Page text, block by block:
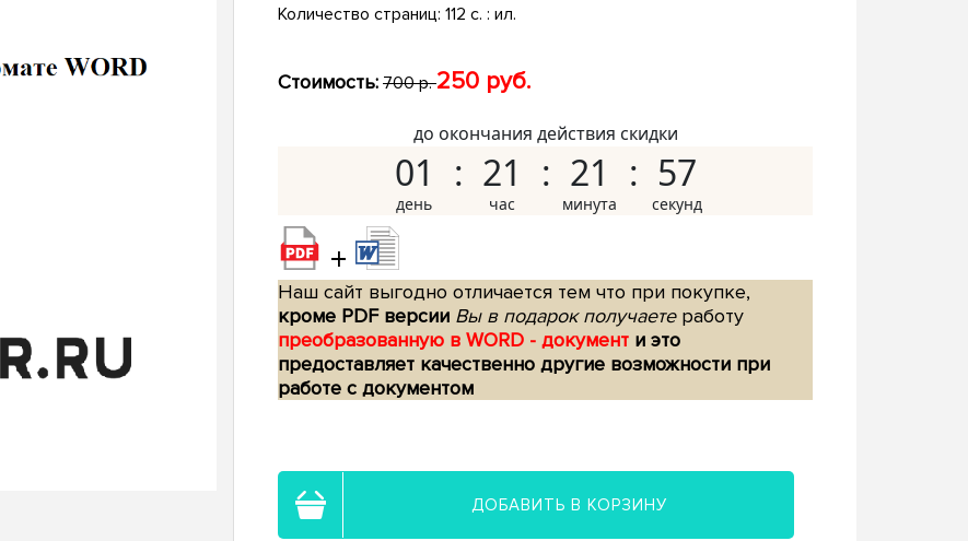
Количество страниц: 112 с. : ил.
Стоимость: 700 р.250 руб.
до окончания действия скидки
01 21 21 56
+
Наш сайт выгодно отличается тем что при покупке,
кроме PDF версии Вы в подарок получаетеработу
преобразованную в WORD - документ и это
предоставляет качественно другие возможности при
работе с документом
ДОБАВИТЬ В КОРЗИНУ